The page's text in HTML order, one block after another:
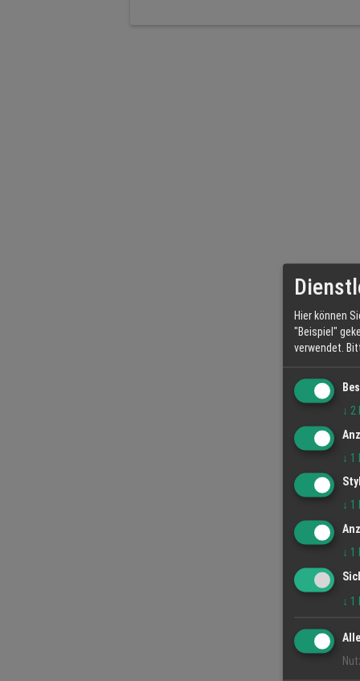
Hier können
"Beispiel"
verwendet.
↓ 2
↓ 1
↓ 1
↓ 1
↓ 1